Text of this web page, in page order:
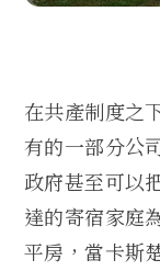
在共產制度之
有的一部分公
政府甚至可以
達的寄宿家庭
平房，當卡斯